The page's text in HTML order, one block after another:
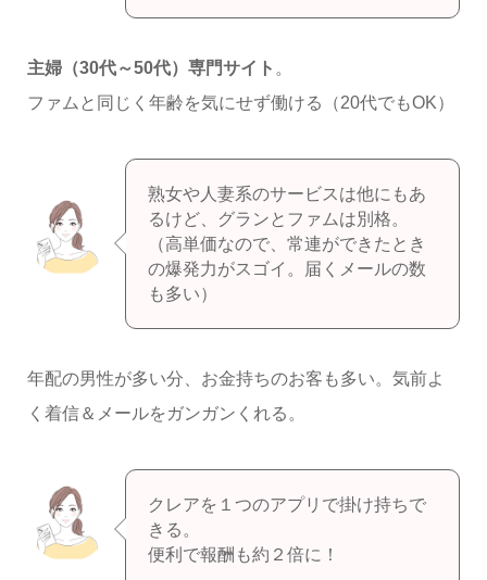
主婦（30代～50代）専門サイト 。
ファムと同じく年齢を気にせず働ける（20代でもOK）
熟女や人妻系のサービスは他にもあ
るけど、グランとファムは別格。
（高単価なので、常連ができたとき
の爆発力がスゴイ。届くメールの数
も多い）
年配の男性が多い分、お金持ちのお客も多い。気前よ
く着信＆メールをガンガンくれる。
クレアを１つのアプリで掛け持ちで
きる。
便利で報酬も約２倍に！